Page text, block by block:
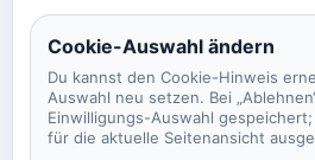
Cookie-Auswahl ändern
Du kannst den Cookie-Hinweis
Auswahl neu setzen. Bei
Einwilligungs-Auswahl
für die aktuelle Seitenansicht